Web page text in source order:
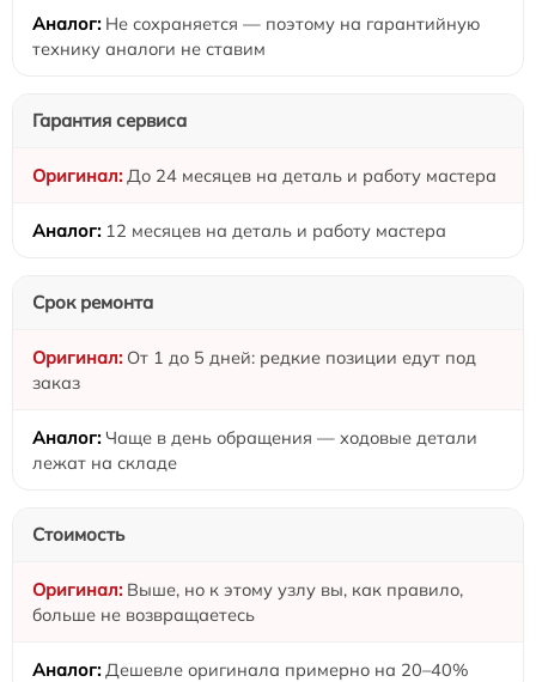
Не сохраняется — поэтому на гарантийную
технику аналоги не ставим
Гарантия сервиса
До 24 месяцев на деталь и работу мастера
12 месяцев на деталь и работу мастера
Срок ремонта
От 1 до 5 дней: редкие позиции едут под
заказ
Чаще в день обращения — ходовые детали
лежат на складе
Стоимость
Выше, но к этому узлу вы, как правило,
больше не возвращаетесь
Дешевле оригинала примерно на 20–40%